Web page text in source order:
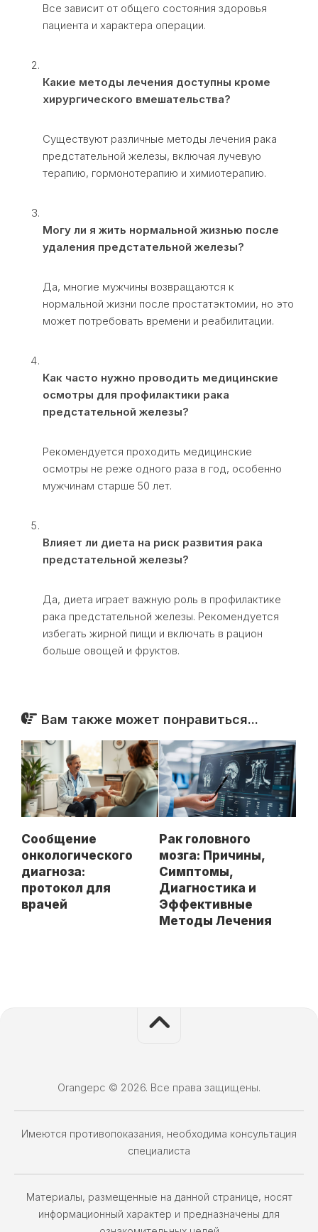
Все зависит от общего состояния здоровья
пациента и характера операции.
Какие методы лечения доступны кроме
хирургического вмешательства?
Существуют различные методы лечения рака
предстательной железы, включая лучевую
терапию, гормонотерапию и химиотерапию.
Могу ли я жить нормальной жизнью после
удаления предстательной железы?
Да, многие мужчины возвращаются к
нормальной жизни после простатэктомии, но это
может потребовать времени и реабилитации.
Как часто нужно проводить медицинские
осмотры для профилактики рака
предстательной железы?
Рекомендуется проходить медицинские
осмотры не реже одного раза в год, особенно
мужчинам старше 50 лет.
Влияет ли диета на риск развития рака
предстательной железы?
Да, диета играет важную роль в профилактике
рака предстательной железы. Рекомендуется
избегать жирной пищи и включать в рацион
больше овощей и фруктов.
Вам также может понравиться...
Сообщение
онкологического
диагноза:
протокол для
врачей
Рак головного
мозга: Причины,
Симптомы,
Диагностика и
Эффективные
Методы Лечения
Orangepc © 2026. Все права защищены.
Имеются противопоказания, необходима консультация
специалиста
Материалы, размещенные на данной странице, носят
информационный характер и предназначены для